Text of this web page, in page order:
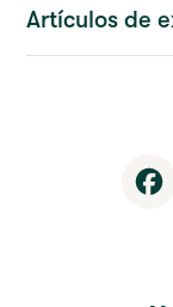
Artículos de